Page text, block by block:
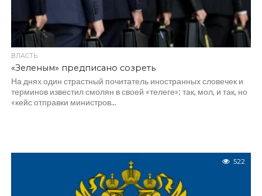
ВЛАСТЬ
«Зеленым» предписано созреть
На днях один страстный почитатель иностранных словечек и
терминов известил смолян в своей «телеге»: так, мол, и так, но
«кейс отправки министров...
522